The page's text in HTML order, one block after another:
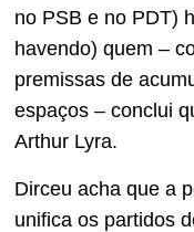
no PSB e no PDT)
havendo) quem –
premissas de
espaços – conclui
Arthur Lyra.
Dirceu acha que a
unifica os partidos